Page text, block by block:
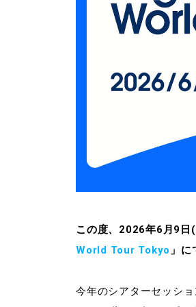
この度、2026年6月9日
World Tour Tokyo 」
今年のシアターセッシ